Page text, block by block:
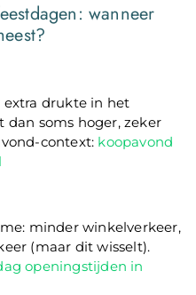
wanneer
extra drukte in het
soms hoger, zeker
context: koopavond
minder winkelverkeer,
(maar dit wisselt).
openingstijden in